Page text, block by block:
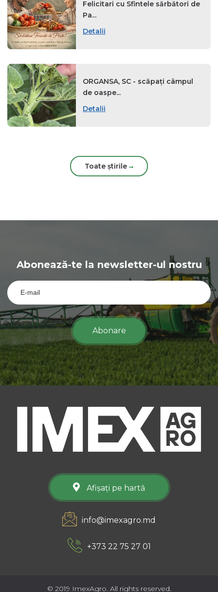
Felicitari cu Sfintele sărbători de
Pa...
Detalii
ORGANSA, SC - scăpați câmpul
de oaspe...
Detalii
Toate știrile
Abonează-te la newsletter-ul nostru
Abonare
+373 22 75 27 01
info@imexagro.md
Afișați pe hartă
© 2019 ImexAgro. All rights reserved.